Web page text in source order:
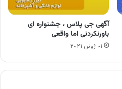
آگهی جی پلاس ، جشنواره ای
باورنکردنی اما واقعی
۰۱ ژوئن ۲۰۲۱